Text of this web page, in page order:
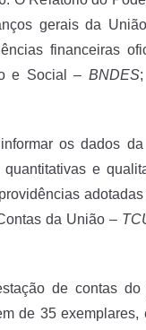
gerais da
financeiras
e Social –BNDES
os dados
e
da União –
de contas
de 35